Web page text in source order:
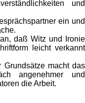
und
ein und
daß Witz und Ironie
leicht verkannt
Grundsätze macht das
angenehmer und
die Arbeit.